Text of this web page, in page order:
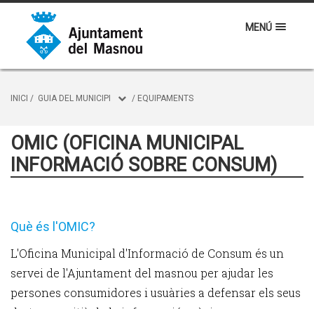
MENÚ
INICI / GUIA DEL MUNICIPI / EQUIPAMENTS
OMIC (OFICINA MUNICIPAL
INFORMACIÓ SOBRE CONSUM)
Què és l'OMIC?
L'Oficina Municipal d'Informació de Consum és un
servei de l'Ajuntament del masnou per ajudar les
persones consumidores i usuàries a defensar els seus